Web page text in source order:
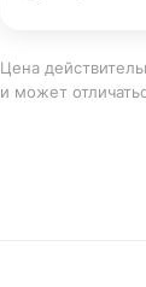
Цена
и может